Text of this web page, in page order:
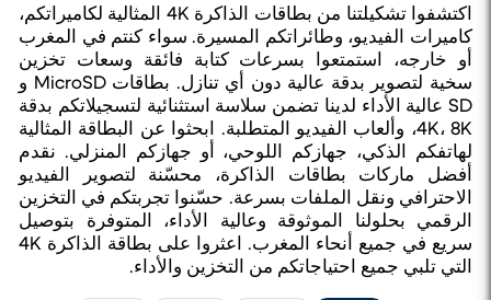
اكتشفوا تشكيلتنا من بطاقات الذاكرة 4K المثالية لكاميراتكم،
كاميرات الفيديو، وطائراتكم المسيرة. سواء كنتم في المغرب
أو خارجه، استمتعوا بسرعات كتابة فائقة وسعات تخزين
سخية لتصوير بدقة عالية دون أي تنازل. بطاقات MicroSD و
SD عالية الأداء لدينا تضمن سلاسة استثنائية لتسجيلاتكم بدقة
4K، 8K، وألعاب الفيديو المتطلبة. ابحثوا عن البطاقة المثالية
لهاتفكم الذكي، جهازكم اللوحي، أو جهازكم المنزلي. نقدم
أفضل ماركات بطاقات الذاكرة، محسّنة لتصوير الفيديو
الاحترافي ونقل الملفات بسرعة. حسّنوا تجربتكم في التخزين
الرقمي بحلولنا الموثوقة وعالية الأداء، المتوفرة بتوصيل
سريع في جميع أنحاء المغرب. اعثروا على بطاقة الذاكرة 4K
التي تلبي جميع احتياجاتكم من التخزين والأداء.